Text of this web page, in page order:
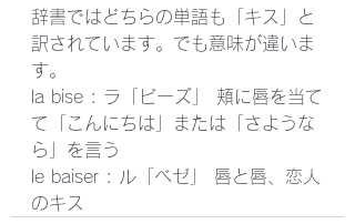
辞書ではどちらの単語も「キス」と
訳されています。でも意味が違いま
す。
la bise : ラ「ビーズ」 頬に唇を当て
て「こんにちは」または「さような
ら」を言う
le baiser : ル「ベゼ」 唇と唇、恋人
のキス